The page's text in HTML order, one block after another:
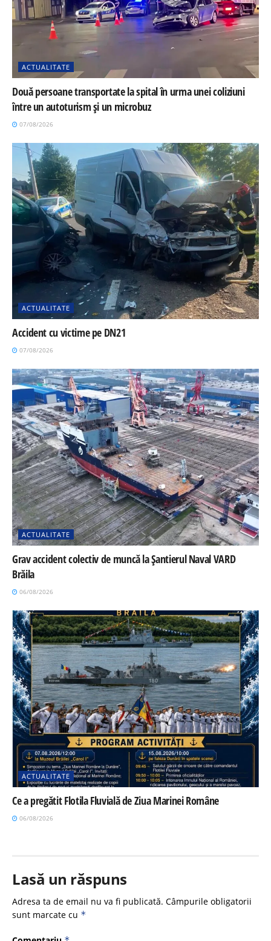
ACTUALITATE
Două persoane transportate la spital în urma unei coliziuni
între un autoturism și un microbuz
07/08/2026
ACTUALITATE
Accident cu victime pe DN21
07/08/2026
ACTUALITATE
Grav accident colectiv de muncă la Șantierul Naval VARD
Brăila
06/08/2026
ACTUALITATE
Ce a pregătit Flotila Fluvială de Ziua Marinei Române
06/08/2026
Lasă un răspuns
Adresa ta de email nu va fi publicată. Câmpurile obligatorii
sunt marcate cu *